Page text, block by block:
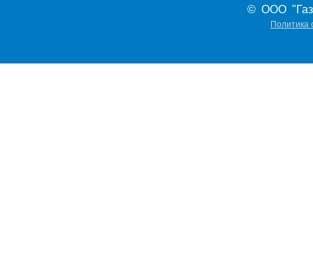
© ООО
Политика